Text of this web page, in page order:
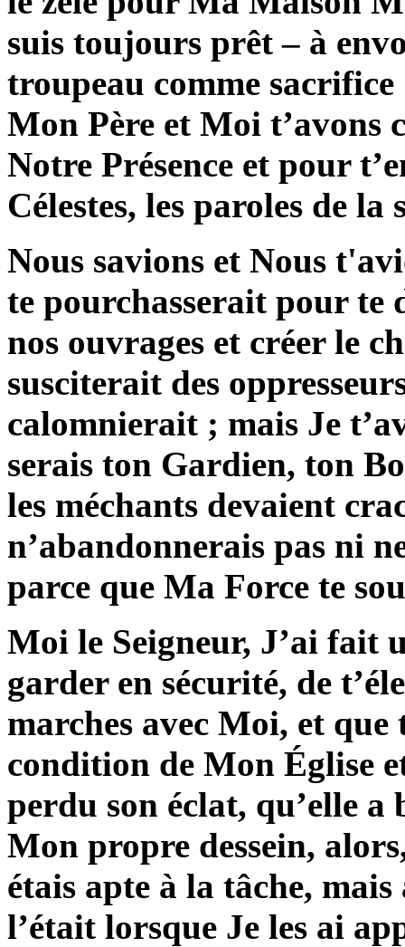
suis toujours prêt – à
troupeau comme
Mon Père et Moi t’avons
Notre Présence et pour
Célestes, les paroles de la
Nous savions et Nous
te pourchasserait pour te
nos ouvrages et créer le
susciterait des
calomnierait ; mais Je
serais ton Gardien, ton
les méchants devaient
n’abandonnerais pas ni
parce que Ma Force te
Moi le Seigneur, J’ai fait
garder en sécurité, de
marches avec Moi, et que
condition de Mon Église
perdu son éclat, qu’elle a
Mon propre dessein,
étais apte à la tâche,
l’était lorsque Je les ai